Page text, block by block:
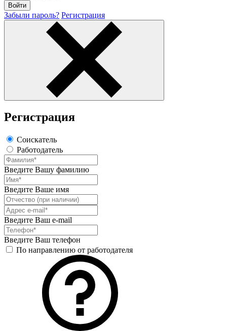
Забыли пароль? Регистрация
Регистрация
Соискатель
Работодатель
Введите Вашу фамилию
Введите Ваше имя
Введите Ваш e-mail
Введите Ваш телефон
По направлению от работодателя